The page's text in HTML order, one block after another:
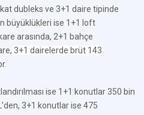
dubleks ve 3+1 daire tipinde
büyüklükleri ise 1+1 loft
arasında, 2+1 bahçe
3+1 dairelerde brüt 143
ise 1+1 konutlar 350 bin
3+1 konutlar ise 475